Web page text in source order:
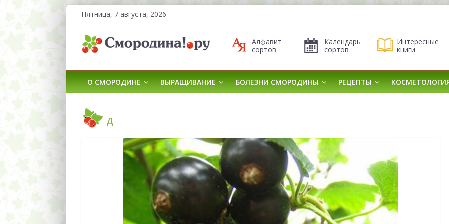
Пятница, 7 августа, 2026
Алфавит
сортов
Календарь
сортов
Интересные
книги
О СМОРОДИНЕ ВЫРАЩИВАНИЕ БОЛЕЗНИ СМОРОДИНЫ РЕЦЕПТЫ
Д